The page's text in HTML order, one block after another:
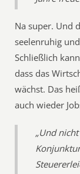
Na super. Und
seelenruhig
Schließlich
dass das
wächst. Das
auch wieder
„Und